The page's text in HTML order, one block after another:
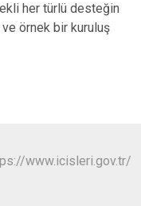
her türlü desteğin
ve örnek bir kuruluş